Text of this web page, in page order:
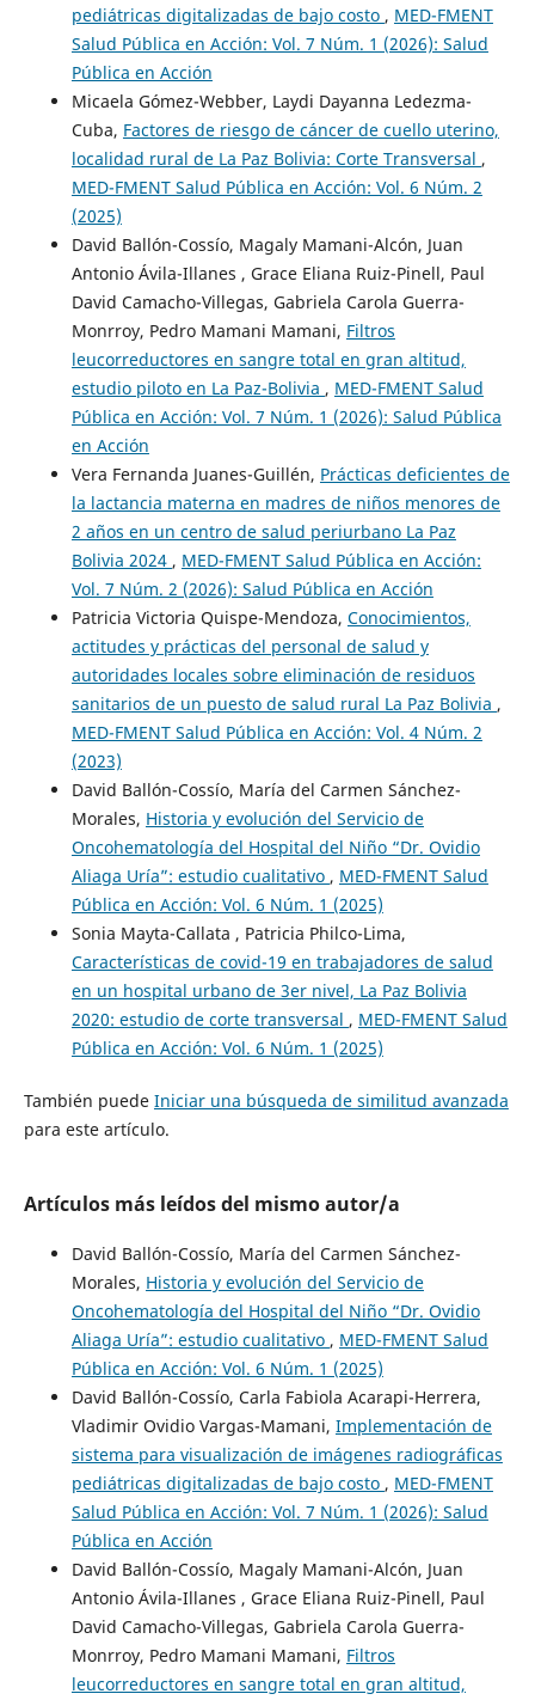
pediátricas digitalizadas de bajo costo , MED-FMENT
Salud Pública en Acción: Vol. 7 Núm. 1 (2026): Salud
Pública en Acción
Micaela Gómez-Webber, Laydi Dayanna Ledezma-
Cuba, Factores de riesgo de cáncer de cuello uterino,
localidad rural de La Paz Bolivia: Corte Transversal ,
MED-FMENT Salud Pública en Acción: Vol. 6 Núm. 2
(2025)
David Ballón-Cossío, Magaly Mamani-Alcón, Juan
Antonio Ávila-Illanes , Grace Eliana Ruiz-Pinell, Paul
David Camacho-Villegas, Gabriela Carola Guerra-
Monrroy, Pedro Mamani Mamani, Filtros
leucorreductores en sangre total en gran altitud,
estudio piloto en La Paz-Bolivia , MED-FMENT Salud
Pública en Acción: Vol. 7 Núm. 1 (2026): Salud Pública
en Acción
Vera Fernanda Juanes-Guillén, Prácticas deficientes de
la lactancia materna en madres de niños menores de
2 años en un centro de salud periurbano La Paz
Bolivia 2024 , MED-FMENT Salud Pública en Acción:
Vol. 7 Núm. 2 (2026): Salud Pública en Acción
Patricia Victoria Quispe-Mendoza, Conocimientos,
actitudes y prácticas del personal de salud y
autoridades locales sobre eliminación de residuos
sanitarios de un puesto de salud rural La Paz Bolivia ,
MED-FMENT Salud Pública en Acción: Vol. 4 Núm. 2
(2023)
David Ballón-Cossío, María del Carmen Sánchez-
Morales, Historia y evolución del Servicio de
Oncohematología del Hospital del Niño “Dr. Ovidio
Aliaga Uría”: estudio cualitativo , MED-FMENT Salud
Pública en Acción: Vol. 6 Núm. 1 (2025)
Sonia Mayta-Callata , Patricia Philco-Lima,
Características de covid-19 en trabajadores de salud
en un hospital urbano de 3er nivel, La Paz Bolivia
2020: estudio de corte transversal , MED-FMENT Salud
Pública en Acción: Vol. 6 Núm. 1 (2025)
También puede Iniciar una búsqueda de similitud avanzada
para este artículo.
Artículos más leídos del mismo autor/a
David Ballón-Cossío, María del Carmen Sánchez-
Morales, Historia y evolución del Servicio de
Oncohematología del Hospital del Niño “Dr. Ovidio
Aliaga Uría”: estudio cualitativo , MED-FMENT Salud
Pública en Acción: Vol. 6 Núm. 1 (2025)
David Ballón-Cossío, Carla Fabiola Acarapi-Herrera,
Vladimir Ovidio Vargas-Mamani, Implementación de
sistema para visualización de imágenes radiográficas
pediátricas digitalizadas de bajo costo , MED-FMENT
Salud Pública en Acción: Vol. 7 Núm. 1 (2026): Salud
Pública en Acción
David Ballón-Cossío, Magaly Mamani-Alcón, Juan
Antonio Ávila-Illanes , Grace Eliana Ruiz-Pinell, Paul
David Camacho-Villegas, Gabriela Carola Guerra-
Monrroy, Pedro Mamani Mamani, Filtros
leucorreductores en sangre total en gran altitud,